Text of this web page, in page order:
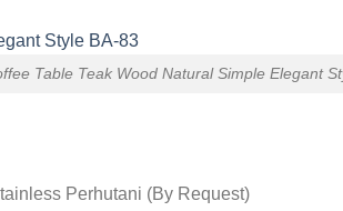
Table Teak Wood Natural Simple Elegant
Perhutani (By Request)